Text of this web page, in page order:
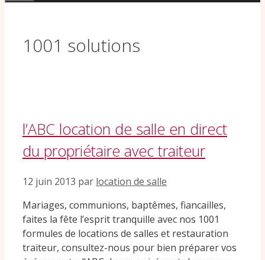
1001 solutions
l’ABC location de salle en direct
du propriétaire avec traiteur
12 juin 2013 par location de salle
Mariages, communions, baptêmes, fiancailles,
faites la fête l’esprit tranquille avec nos 1001
formules de locations de salles et restauration
traiteur, consultez-nous pour bien préparer vos